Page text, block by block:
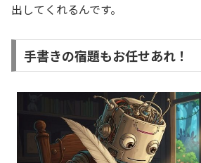
出してくれるんです。
手書きの宿題もお任せあれ！